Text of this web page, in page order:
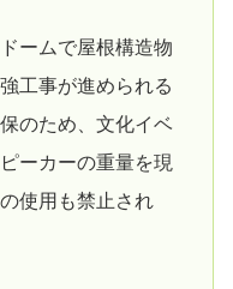
ームで屋根構造物
工事が進められる
のため、文化イベ
ーカーの重量を現
使用も禁止され